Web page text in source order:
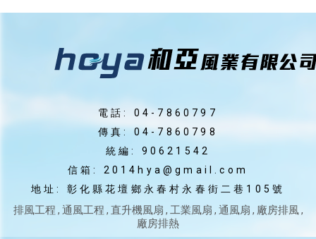
電話: 04-7860797
傳真: 04-7860798
統編: 90621542
信箱: 2014hya@gmail.com
地址: 彰化縣花壇鄉永春村永春街二巷105號
排風工程 通風工程 直升機風扇 工業風扇 通風扇
廠房排風
廠房排熱